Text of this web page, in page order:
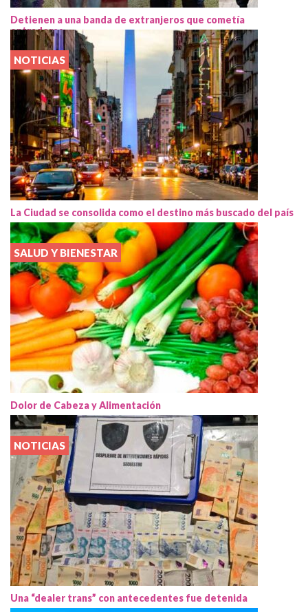
Detienen a una banda de extranjeros que cometía
entraderas
NOTICIAS
La Ciudad se consolida como el destino más buscado del país
SALUD Y BIENESTAR
Dolor de Cabeza y Alimentación
NOTICIAS
Una “dealer trans” con antecedentes fue detenida